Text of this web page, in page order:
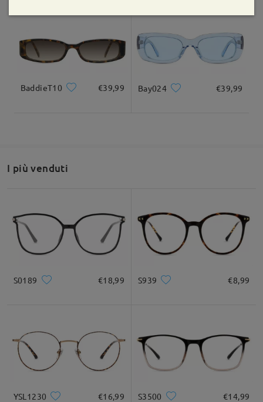
BaddieT10 €39,99 Bay024 €39,99
I più venduti
S0189 €18,99 S939 €8,99
YSL1230 €16,99 S3500 €14,99